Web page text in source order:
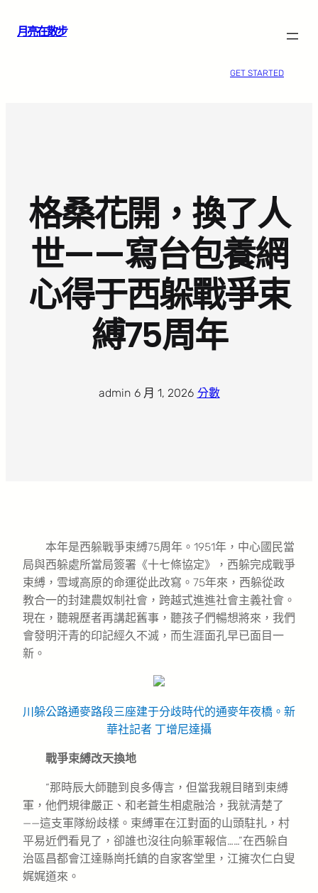
月亮在散步
GET STARTED
格桑花開，換了人
世——寫台包養網
心得于西躲戰爭束
縛75周年
admin· 6 月 1, 2026· 分數
本年是西躲戰爭束縛75周年。1951年，中心國民當
局與西躲處所當局簽署《十七條協定》，西躲完成戰爭
束縛，雪域高原的命運從此改寫。75年來，西躲從政
教合一的封建農奴制社會，跨越式進進社會主義社會。
現在，聽親歷者再講起舊事，聽孩子們暢想將來，我們
會發明汗青的印記經久不滅，而生涯面孔早已面目一
新。
川躲公路通麥路段三座建于分歧時代的通麥年夜橋。新
華社記者 丁增尼達攝
戰爭束縛改天換地
“那時辰大師聽到良多傳言，但當我親目睹到束縛
軍，他們規律嚴正、和老蒼生相處融洽，我就清楚了
——這支軍隊紛歧樣。束縛軍在江對面的山頭駐扎，村
平易近們看見了，卻誰也沒往向躲軍報信……”在西躲自
治區昌都會江達縣崗托鎮的自家客堂里，江擁次仁白叟
娓娓道來。